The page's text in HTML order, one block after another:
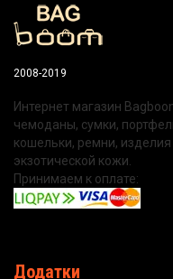
2008-2019
Интернет магазин
чемоданы, сумки,
кошельки, ремни, изделия
экзотической кожи.
Принимаем к оплате:
Додатки